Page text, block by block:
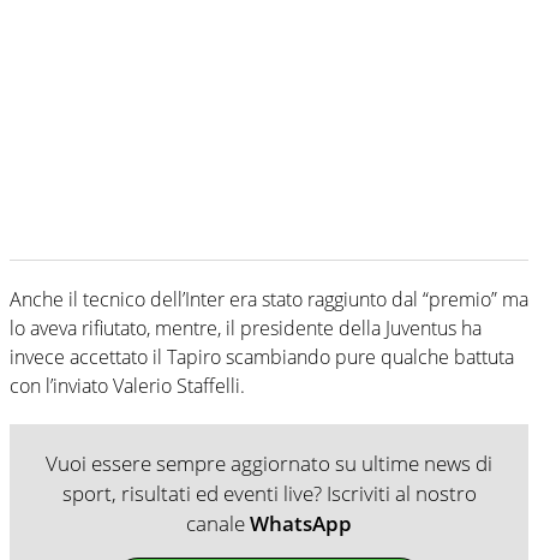
Anche il tecnico dell’Inter era stato raggiunto dal “premio” ma
lo aveva rifiutato, mentre, il presidente della Juventus ha
invece accettato il Tapiro scambiando pure qualche battuta
con l’inviato Valerio Staffelli.
Vuoi essere sempre aggiornato su ultime news di
sport, risultati ed eventi live? Iscriviti al nostro
canaleWhatsApp